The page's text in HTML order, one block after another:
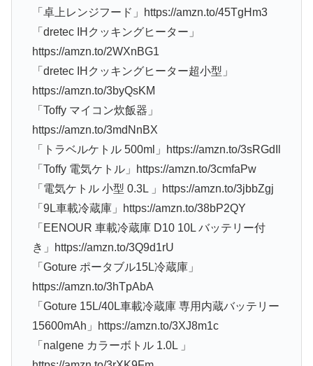
「卓上レンジフード」https://amzn.to/45TgHm3
「dretec IHクッキングヒーター」
https://amzn.to/2WXnBG1
「dretec IHクッキングヒーター超小型」
https://amzn.to/3byQsKM
「Toffy マイコン炊飯器」
https://amzn.to/3mdNnBX
「トラベルケトル 500ml」https://amzn.to/3sRGdIl
「Toffy 電気ケトル」https://amzn.to/3cmfaPw
「電気ケトル 小型 0.3L 」https://amzn.to/3jbbZgj
「9L車載冷蔵庫」https://amzn.to/38bP2QY
「EENOUR 車載冷蔵庫 D10 10L バッテリー付
き」https://amzn.to/3Q9d1rU
「Goture ポータブル15L冷蔵庫」
https://amzn.to/3hTpAbA
「Goture 15L/40L車載冷蔵庫 専用内蔵バッテリー
15600mAh」https://amzn.to/3XJ8m1c
「nalgene カラーボトル 1.0L 」